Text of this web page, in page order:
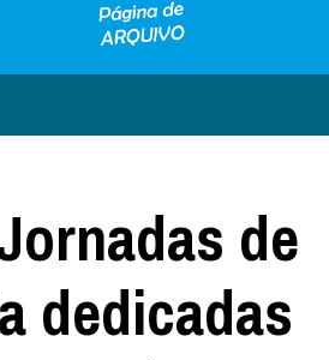
de
dedicadas